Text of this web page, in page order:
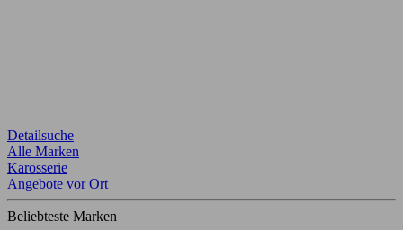
Detailsuche
Alle Marken
Karosserie
Angebote vor Ort
Beliebteste Marken